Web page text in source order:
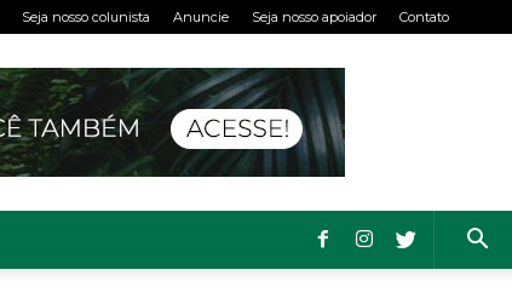
Seja nosso colunista Anuncie Seja nosso apoiador Contato